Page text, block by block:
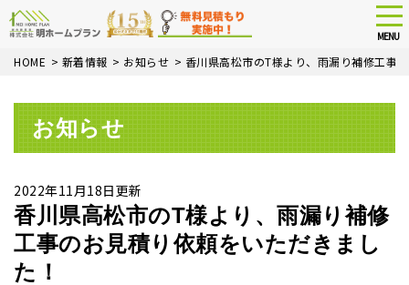
Skip
content
MENU
HOME > 新着情報 > お知らせ > 香川県高松市のT様より、雨漏り補修工事
お知らせ
2022年11月18日更新
香川県高松市のT様より、雨漏り補修
工事のお見積り依頼をいただきまし
た！